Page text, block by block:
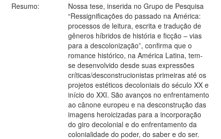
Resumo:
Nossa tese, inserida no Grupo de Pesquisa
“Ressignificações do passado na América:
processos de leitura, escrita e tradução de
gêneros híbridos de história e ficção – vias
para a descolonização”, confirma que o
romance histórico, na América Latina, tem-
se desenvolvido desde suas expressões
críticas/desconstrucionistas primeiras até os
projetos estéticos decoloniais do século XX e
início do XXI. São avanços no enfrentamento
ao cânone europeu e na desconstrução das
imagens heroicizadas para a incorporação
do giro decolonial e do enfrentamento da
colonialidade do poder, do saber e do ser.